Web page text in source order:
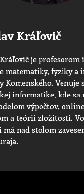
Kráľovič
je
matematiky, fyziky a
Komenského. Venuje
informatike, kde sa
výpočtov, online
a teórii zložitosti.
má nad stolom